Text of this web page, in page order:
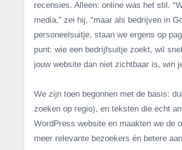
recensies. Alleen: online was het stil.
media,” zei hij, “maar als bedrijven in
personeelsuitje, staan we ergens op
punt: wie een bedrijfsuitje zoekt, wil
jouw website dan niet zichtbaar is, win
We zijn toen begonnen met de basis:
zoeken op regio), en teksten die echt
WordPress website en maakten we de
meer relevante bezoekers én betere